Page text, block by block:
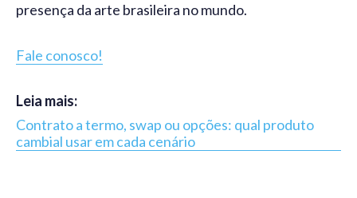
presença da arte brasileira no mundo.
Fale conosco!
Leia mais:
Contrato a termo, swap ou opções: qual produto
cambial usar em cada cenário